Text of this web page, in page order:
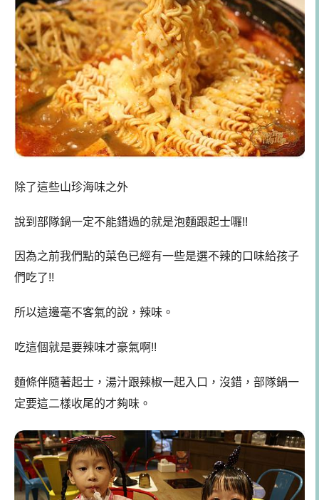
除了這些山珍海味之外
說到部隊鍋一定不能錯過的就是泡麵跟起士囉!!
因為之前我們點的菜色已經有一些是選不辣的口味給孩子
們吃了!!
所以這邊毫不客氣的說，辣味。
吃這個就是要辣味才豪氣啊!!
麵條伴隨著起士，湯汁跟辣椒一起入口，沒錯，部隊鍋一
定要這二樣收尾的才夠味。